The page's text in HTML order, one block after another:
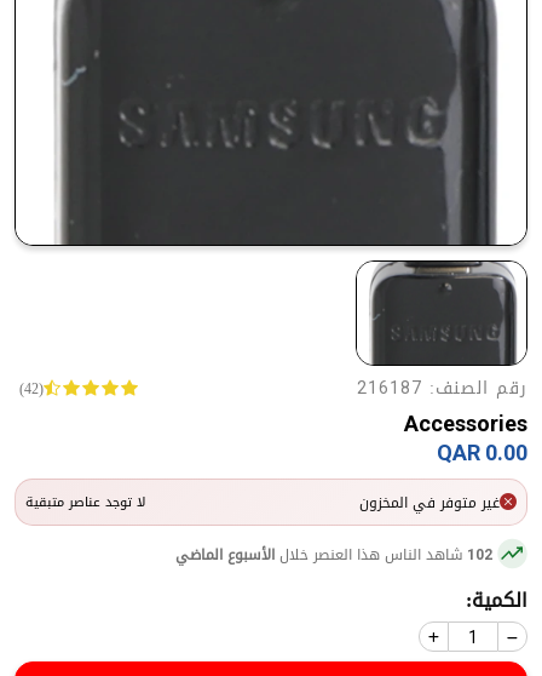
رقم الصنف: 216187
(42)
Accessories
0.00 QAR
غير متوفر في المخزون لا توجد عناصر متبقية
102 شاهد الناس هذا العنصر خلالالأسبوع الماضي
الكمية: